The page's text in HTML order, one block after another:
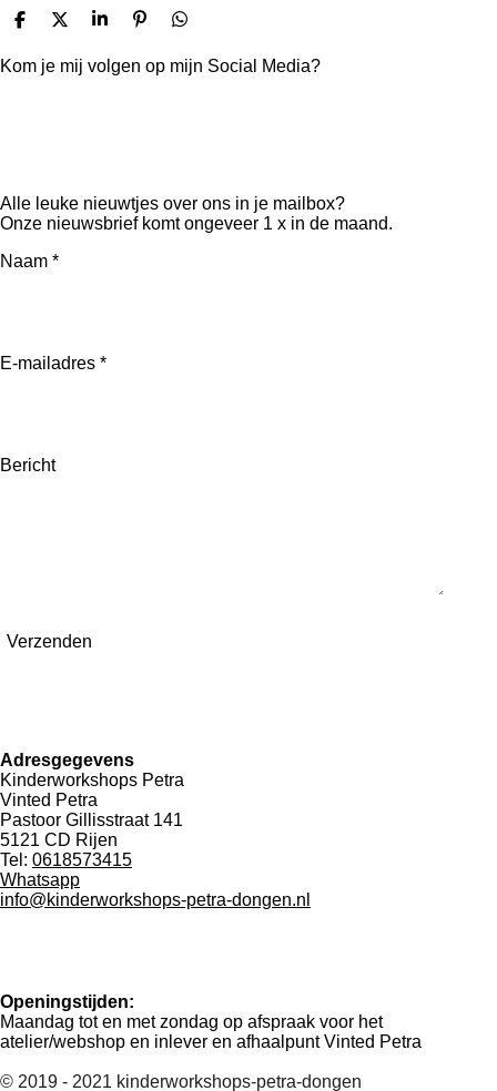
D
l
D
e
S
a
P
n
D
l
Kom je mij volgen op mijn Social Media?
b
o
o
e
r
a
g
u
b
o
k
Alle leuke nieuwtjes over ons in je mailbox?
Onze nieuwsbrief komt ongeveer 1 x in de maand.
Naam *
E-mailadres *
Bericht
Verzenden
Adresgegevens
Kinderworkshops Petra
Vinted Petra
Pastoor Gillisstraat 141
5121 CD Rijen
Tel: 0618573415
Whatsapp
info@kinderworkshops-petra-dongen.nl
Openingstijden:
Maandag tot en met zondag op afspraak voor het
atelier/webshop en inlever en afhaalpunt Vinted Petra
© 2019 - 2021 kinderworkshops-petra-dongen